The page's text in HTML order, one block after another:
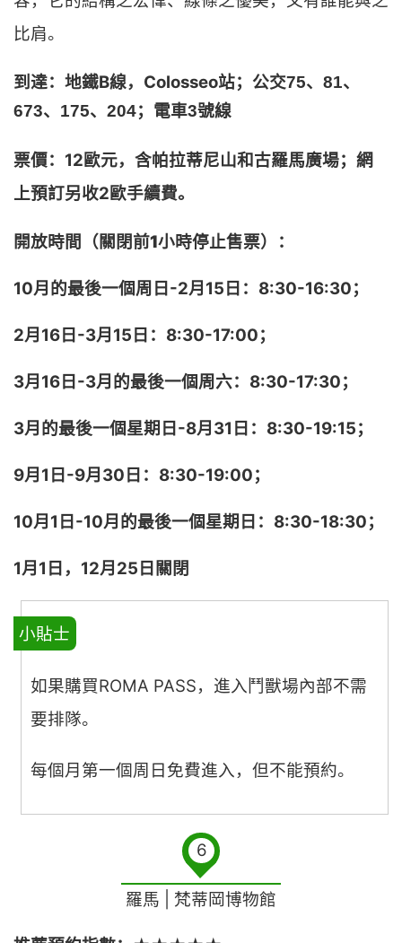
比肩。
到達：地鐵B線，Colosseo站；公交75、81、
673、175、204；電車3號線
票價：12歐元，含帕拉蒂尼山和古羅馬廣場； 網
上預訂另收2歐手續費。
開放時間 （關閉前1小時停止售票） ：
10月的最後一個周日-2月15日：8:30-16:30；
2月16日-3月15日：8:30-17:00；
3月16日-3月的最後一個周六：8:30-17:30；
3月的最後一個星期日-8月31日：8:30-19:15；
9月1日-9月30日：8:30-19:00；
10月1日-10月的最後一個星期日：8:30-18:30；
1月1日，12月25日關閉
小貼士
如果購買ROMA PASS，進入鬥獸場內部不需
要排隊。
每個月第一個周日免費進入，但不能預約。
6
羅馬 | 梵蒂岡博物館